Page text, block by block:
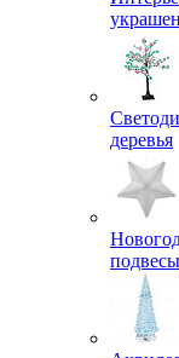
деревья
подвесы